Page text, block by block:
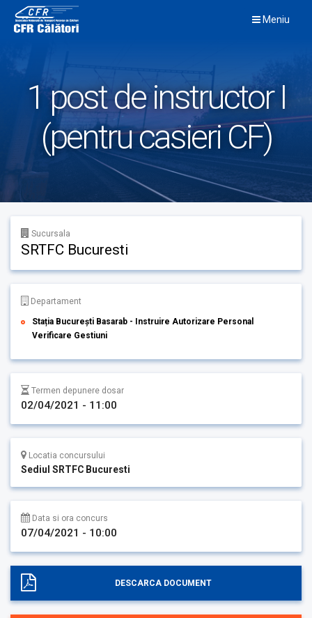
content
Meniu
1 post de instructor I
(pentru casieri CF)
Sucursala
SRTFC Bucuresti
Departament
Stația București Basarab - Instruire Autorizare Personal
Verificare Gestiuni
Termen depunere dosar
02/04/2021 - 11:00
Locatia concursului
Sediul SRTFC Bucuresti
Data si ora concurs
07/04/2021 - 10:00
DESCARCA DOCUMENT